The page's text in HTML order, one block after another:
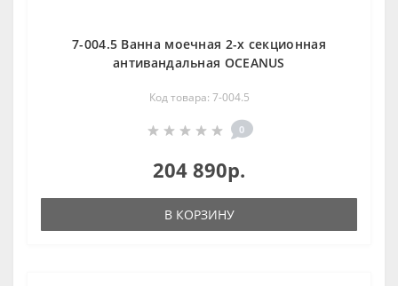
7-004.5 Ванна моечная 2-х секционная
антивандальная OCEANUS
Код товара: 7-004.5
0
204 890р.
В КОРЗИНУ